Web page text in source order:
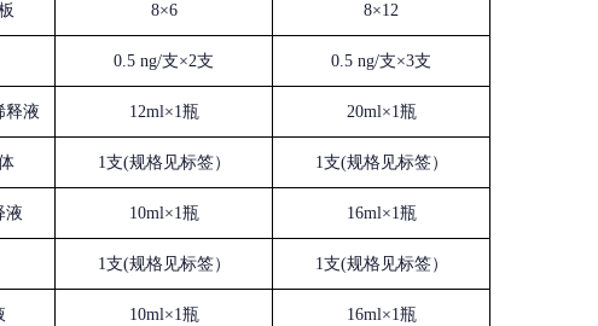
8×6 8×12
0.5 ng/支×2支 0.5 ng/支×3支
释液 12ml×1瓶 20ml×1瓶
1支(规格见标签） 1支(规格见标签）
液 10ml×1瓶 16ml×1瓶
1支(规格见标签） 1支(规格见标签）
10ml×1瓶 16ml×1瓶